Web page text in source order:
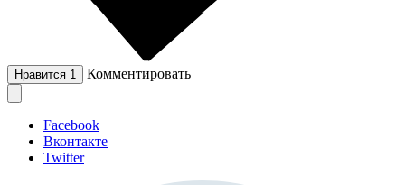
Нравится 1 Комментировать
Facebook
Вконтакте
Twitter